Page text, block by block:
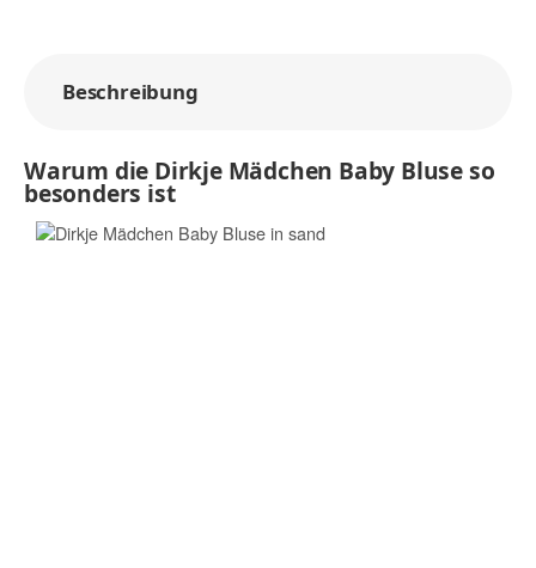
Beschreibung
Warum die Dirkje Mädchen Baby Bluse so
besonders ist